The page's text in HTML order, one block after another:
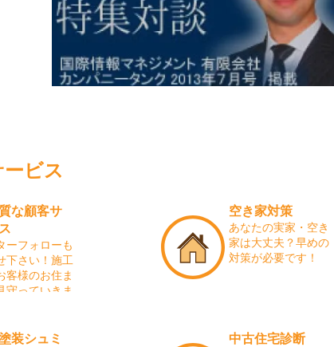
ービス
な顧客サ
ーフォローも
下さい！施工
客様のお住ま
守っていきま
空き家対策
あなたの実家・空き
家は大丈夫？早めの
対策が必要です！
装シュミ
中古住宅診断